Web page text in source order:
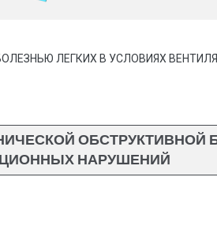
ЛЕГКИХ В УСЛОВИЯХ
ОБСТРУКТИВНОЙ
НАРУШЕНИЙ